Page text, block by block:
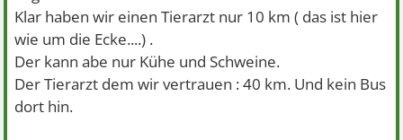
Klar haben wir einen Tierarzt nur 10 km ( das ist hier
wie um die Ecke....) .
Der kann abe nur Kühe und Schweine.
Der Tierarzt dem wir vertrauen : 40 km. Und kein Bus
dort hin.